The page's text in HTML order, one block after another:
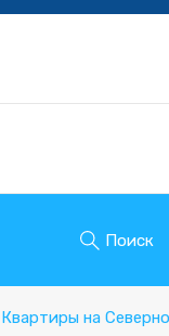
Поиск
Квартиры на